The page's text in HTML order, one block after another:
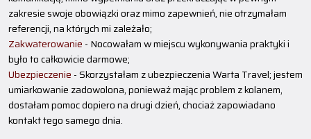
zakresie swoje obowiązki oraz mimo zapewnień, nie otrzymałam
referencji, na których mi zależało;
Zakwaterowanie - Nocowałam w miejscu wykonywania praktyki i
było to całkowicie darmowe;
Ubezpieczenie - Skorzystałam z ubezpieczenia Warta Travel; jestem
umiarkowanie zadowolona, ponieważ mając problem z kolanem,
dostałam pomoc dopiero na drugi dzień, chociaż zapowiadano
kontakt tego samego dnia.